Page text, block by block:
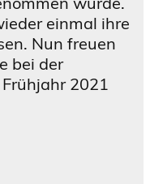
einmal ihre
Nun freuen
bei der
2021